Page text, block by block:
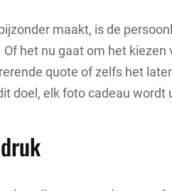
maakt, is de
het nu gaat om het
quote of zelfs het
doel, elk foto cadeau wordt